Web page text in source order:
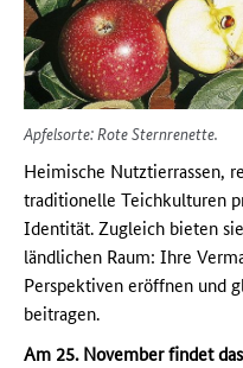
Apfelsorte: Rote Sternrenette.
Heimische Nutztierrassen,
traditionelle Teichkulturen
Identität. Zugleich bieten
ländlichen Raum: Ihre
Perspektiven eröffnen und
beitragen.
Am 25. November findet